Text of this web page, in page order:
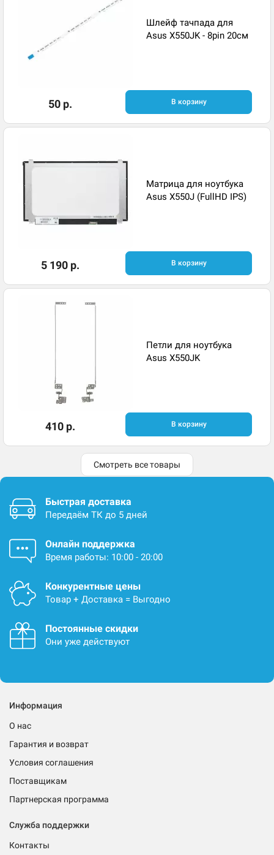
Шлейф тачпада для
Asus X550JK - 8pin 20см
50 р. В корзину
Матрица для ноутбука
Asus X550J (FullHD IPS)
5 190 р. В корзину
Петли для ноутбука
Asus X550JK
410 р. В корзину
Смотреть все товары
Быстрая доставка
Передаём ТК до 5 дней
Онлайн поддержка
Время работы: 10:00 - 20:00
Конкурентные цены
Товар + Доставка = Выгодно
Постоянные скидки
Они уже действуют
Информация
О нас
Гарантия и возврат
Условия соглашения
Поставщикам
Партнерская программа
Служба поддержки
Контакты